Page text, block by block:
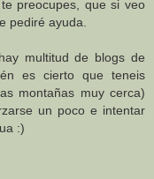
preocupes, que si veo
pediré ayuda.
multitud de blogs de
es cierto que teneis
montañas muy cerca)
un poco e intentar
:)